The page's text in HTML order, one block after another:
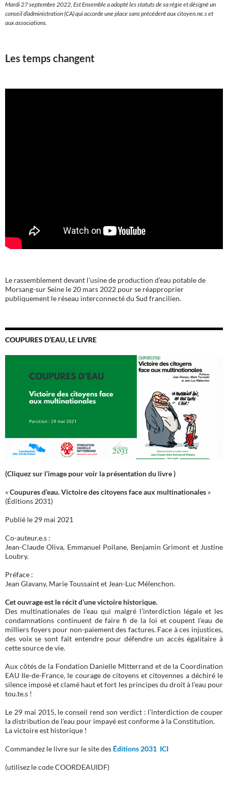
Mardi 27 septembre 2022, Est Ensemble a adopté les statuts de sa régie et désigné un
conseil d’administration (CA) qui accorde une place sans précédent aux citoyen.ne.s et
aux associations.
Les temps changent
Le rassemblement devant l'usine de production d'eau potable de
Morsang-sur Seine le 20 mars 2022 pour se réapproprier
publiquement le réseau interconnecté du Sud francilien.
COUPURES D’EAU, LE LIVRE
(Cliquez sur l’image pour voir la présentation du livre )
«Coupures d’eau. Victoire des citoyens face aux multinationales »
(Éditions 2031)
Publié le 29 mai 2021
Co-auteur.e.s :
Jean-Claude Oliva, Emmanuel Poilane, Benjamin Grimont et Justine
Loubry.
Préface :
Jean Glavany, Marie Toussaint et Jean-Luc Mélenchon.
Cet ouvrage est le récit d’une victoire historique.
Des multinationales de l’eau qui malgré l’interdiction légale et les
condamnations continuent de faire fi de la loi et coupent l’eau de
milliers foyers pour non-paiement des factures. Face à ces injustices,
des voix se sont fait entendre pour défendre un accès égalitaire à
cette source de vie.
Aux côtés de la Fondation Danielle Mitterrand et de la Coordination
EAU Ile-de-France, le courage de citoyens et citoyennes a déchiré le
silence imposé et clamé haut et fort les principes du droit à l’eau pour
tou.te.s !
Le 29 mai 2015, le conseil rend son verdict : l’interdiction de couper
la distribution de l’eau pour impayé est conforme à la Constitution.
La victoire est historique !
Commandez le livre sur le site des Éditions 2031 ICI
(utilisez le code COORDEAUIDF)